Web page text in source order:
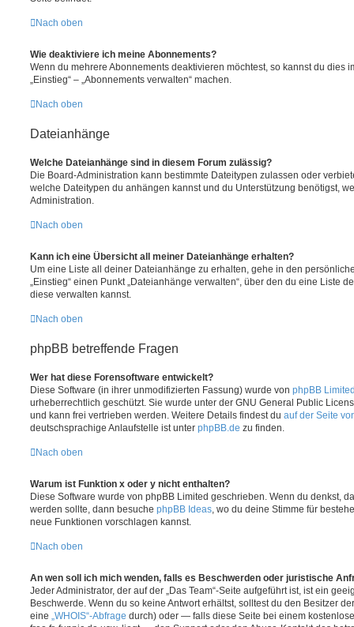
Nach oben
Wie deaktiviere ich meine Abonnements?
Wenn du mehrere Abonnements deaktivieren möchtest, so kannst du dies
„Einstieg“ – „Abonnements verwalten“ machen.
Nach oben
Dateianhänge
Welche Dateianhänge sind in diesem Forum zulässig?
Die Board-Administration kann bestimmte Dateitypen zulassen oder
welche Dateitypen du anhängen kannst und du Unterstützung benötigst,
Administration.
Nach oben
Kann ich eine Übersicht all meiner Dateianhänge erhalten?
Um eine Liste all deiner Dateianhänge zu erhalten, gehe in den
„Einstieg“ einen Punkt „Dateianhänge verwalten“, über den du eine Liste
diese verwalten kannst.
Nach oben
phpBB betreffende Fragen
Wer hat diese Forensoftware entwickelt?
Diese Software (in ihrer unmodifizierten Fassung) wurde von phpBB
urheberrechtlich geschützt. Sie wurde unter der GNU General Public
und kann frei vertrieben werden. Weitere Details findest du auf der Seite
deutschsprachige Anlaufstelle ist unter phpBB.de zu finden.
Nach oben
Warum ist Funktion x oder y nicht enthalten?
Diese Software wurde von phpBB Limited geschrieben. Wenn du denkst,
werden sollte, dann besuche phpBB Ideas , wo du deine Stimme für
neue Funktionen vorschlagen kannst.
Nach oben
An wen soll ich mich wenden, falls es Beschwerden oder juristische
Jeder Administrator, der auf der „Das Team“-Seite aufgeführt ist, ist ein
Beschwerde. Wenn du so keine Antwort erhältst, solltest du den Besitzer
eine „WHOIS“-Abfrage durch) oder — falls diese Seite bei einem